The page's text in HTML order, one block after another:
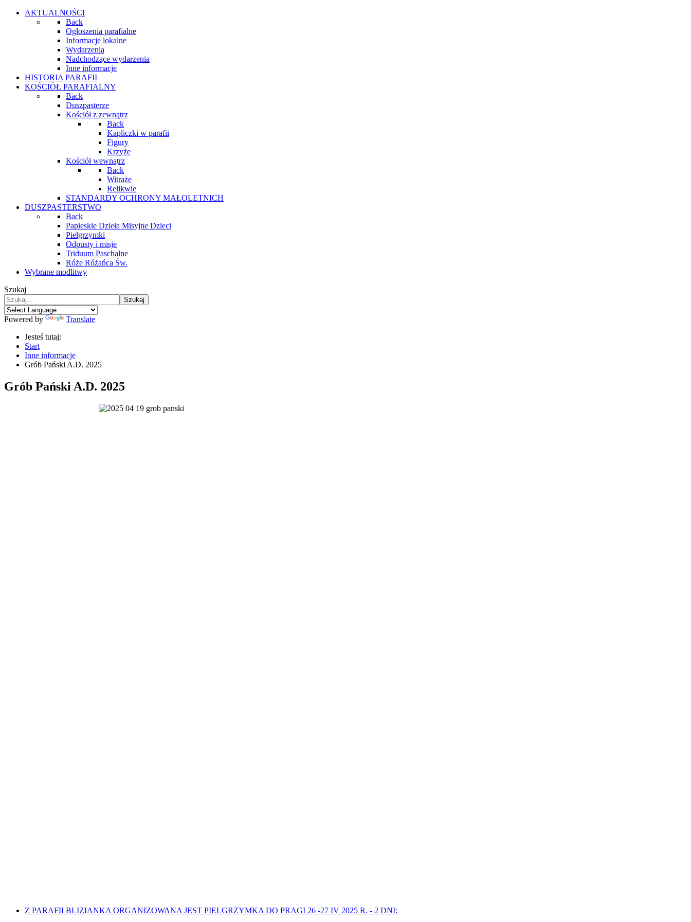
AKTUALNOŚCI
Back
Ogłoszenia parafialne
Informacje lokalne
Wydarzenia
Nadchodzące wydarzenia
Inne informacje
HISTORIA PARAFII
KOŚCIÓŁ PARAFIALNY
Back
Duszpasterze
Kościół z zewnątrz
Back
Kapliczki w parafii
Figury
Krzyże
Kościół wewnątrz
Back
Witraże
Relikwie
STANDARDY OCHRONY MAŁOLETNICH
DUSZPASTERSTWO
Back
Papieskie Dzieła Misyjne Dzieci
Pielgrzymki
Odpusty i misje
Triduum Paschalne
Róże Różańca Św.
Wybrane modlitwy
Szukaj
Szukaj
Powered by
Translate
Jesteś tutaj:
Start
Inne informacje
Grób Pański A.D. 2025
Grób Pański A.D. 2025
Z PARAFII BLIZIANKA ORGANIZOWANA JEST PIELGRZYMKA DO PRAGI 26 -27 IV 2025 R. - 2 DNI: